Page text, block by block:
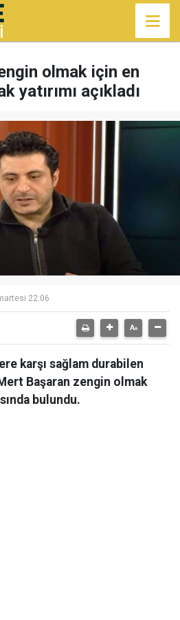
olmak için en
yatırımı açıkladı
22:06
karşı sağlam durabilen
Başaran zengin olmak
bulundu.